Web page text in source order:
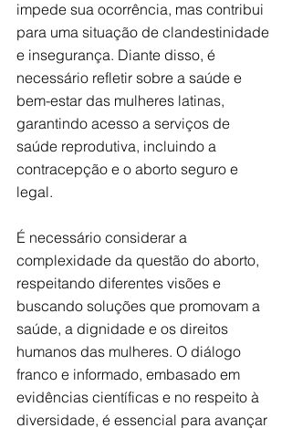
impede sua ocorrência, mas contribui
para uma situação de clandestinidade
e insegurança. Diante disso, é
necessário refletir sobre a saúde e
bem-estar das mulheres latinas,
garantindo acesso a serviços de
saúde reprodutiva, incluindo a
contracepção e o aborto seguro e
legal.
É necessário considerar a
complexidade da questão do aborto,
respeitando diferentes visões e
buscando soluções que promovam a
saúde, a dignidade e os direitos
humanos das mulheres. O diálogo
franco e informado, embasado em
evidências científicas e no respeito à
diversidade, é essencial para avançar